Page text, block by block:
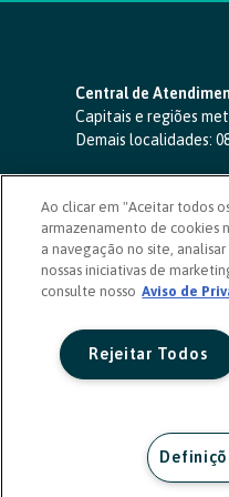
Central de
Capitais e regiões
Demais localidades:
SAC 24 horas-0800
Ouvidoria
0800 725 0996
(de
Deficientes auditivos
Ao clicar em "Aceitar todos
armazenamento de cookies
a navegação no site,
nossas iniciativas de
consulte nosso Aviso de
Rejeitar Todos